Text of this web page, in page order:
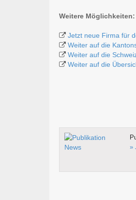
Weitere Möglichkeiten:
Jetzt neue Firma für
Weiter auf die
Weiter auf die
Weiter auf die
»